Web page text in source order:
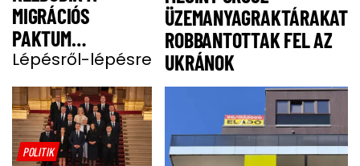
MIGRÁCIÓS
PAKTUM
BEVEZETÉSE
Lépésről-lépésre
ÜZEMANYAGRAKTÁRAKAT
ROBBANTOTTAK FEL AZ
UKRÁNOK
POLITIK